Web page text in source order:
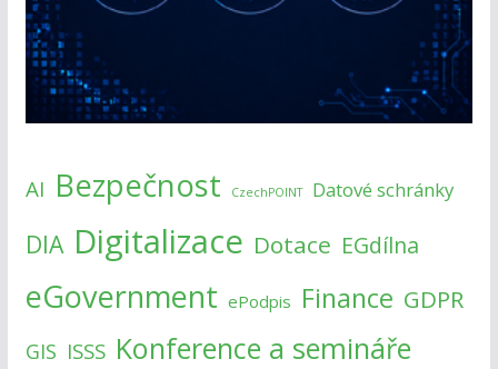
AI Bezpečnost CzechPOINT Datové schránky
DIA Digitalizace Dotace EGdílna
eGovernment ePodpis Finance GDPR
GIS ISSS Konference a semináře